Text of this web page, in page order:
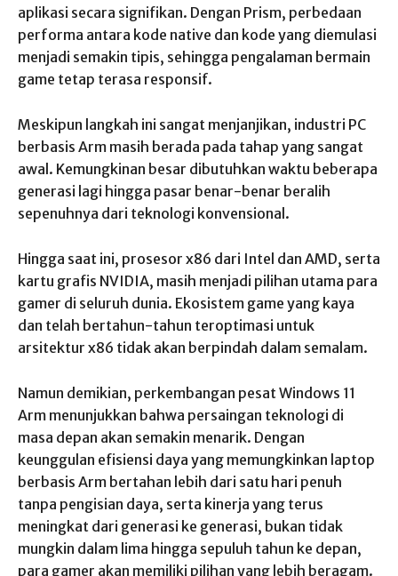
aplikasi secara signifikan. Dengan Prism, perbedaan
performa antara kode native dan kode yang diemulasi
menjadi semakin tipis, sehingga pengalaman bermain
game tetap terasa responsif.
Meskipun langkah ini sangat menjanjikan, industri PC
berbasis Arm masih berada pada tahap yang sangat
awal. Kemungkinan besar dibutuhkan waktu beberapa
generasi lagi hingga pasar benar-benar beralih
sepenuhnya dari teknologi konvensional.
Hingga saat ini, prosesor x86 dari Intel dan AMD, serta
kartu grafis NVIDIA, masih menjadi pilihan utama para
gamer di seluruh dunia. Ekosistem game yang kaya
dan telah bertahun-tahun teroptimasi untuk
arsitektur x86 tidak akan berpindah dalam semalam.
Namun demikian, perkembangan pesat Windows 11
Arm menunjukkan bahwa persaingan teknologi di
masa depan akan semakin menarik. Dengan
keunggulan efisiensi daya yang memungkinkan laptop
berbasis Arm bertahan lebih dari satu hari penuh
tanpa pengisian daya, serta kinerja yang terus
meningkat dari generasi ke generasi, bukan tidak
mungkin dalam lima hingga sepuluh tahun ke depan,
para gamer akan memiliki pilihan yang lebih beragam.